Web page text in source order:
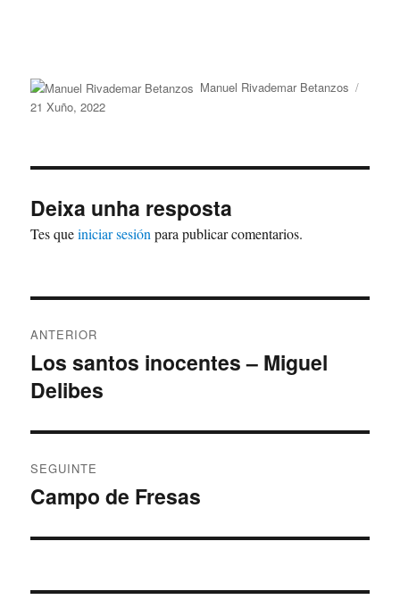
Autor
Manuel Rivademar Betanzos
21 Xuño, 2022
Deixa unha resposta
Tes queiniciar sesión para publicar comentarios.
de
entradas
ANTERIOR
Artigo
anterior:
Los santos inocentes – Miguel
Delibes
SEGUINTE
Artigo
Campo de Fresas